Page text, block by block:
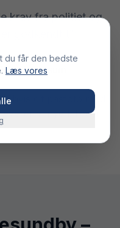
krav fra politiet og
godkendt til:
kort Visum
hvis dit pasfoto mod
vi nye billeder
du får den bedste
Læs vores